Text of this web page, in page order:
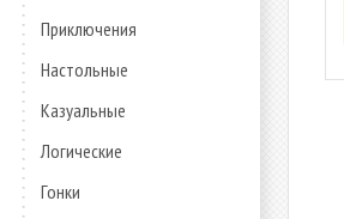
Приключения
Настольные
Казуальные
Логические
Гонки